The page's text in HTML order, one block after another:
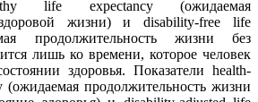
life expectancy (ожидаемая
здоровой жизни) и disability-free life
продолжительность жизни без
лишь ко времени, которое человек
здоровья. Показатели health-
(ожидаемая продолжительность жизни